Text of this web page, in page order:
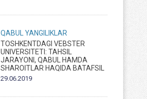
QABUL
YANGILIKLAR
TOSHKENTDAGI VEBSTER
UNIVERSITETI: TAHSIL
JARAYONI, QABUL HAMDA
SHAROITLAR HAQIDA BATAFSIL
29.06.2019